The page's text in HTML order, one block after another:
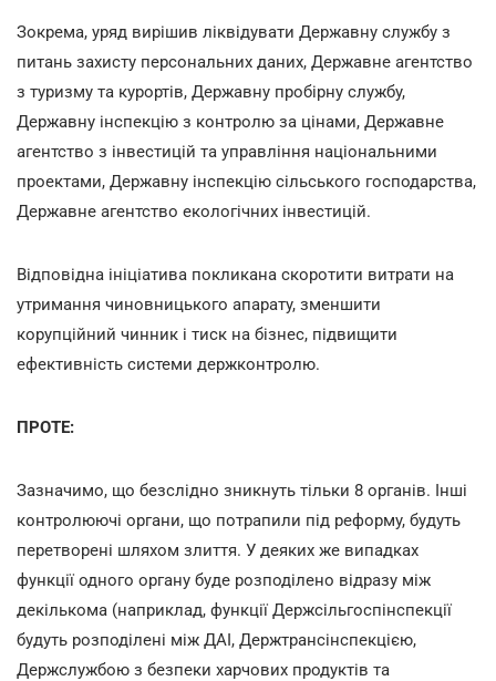
Зокрема, уряд вирішив ліквідувати Державну службу з
питань захисту персональних даних, Державне агентство
з туризму та курортів, Державну пробірну службу,
Державну інспекцію з контролю за цінами, Державне
агентство з інвестицій та управління національними
проектами, Державну інспекцію сільського господарства,
Державне агентство екологічних інвестицій.
Відповідна ініціатива покликана скоротити витрати на
утримання чиновницького апарату, зменшити
корупційний чинник і тиск на бізнес, підвищити
ефективність системи держконтролю.
ПРОТЕ:
Зазначимо, що безслідно зникнуть тільки 8 органів. Інші
контролюючі органи, що потрапили під реформу, будуть
перетворені шляхом злиття. У деяких же випадках
функції одного органу буде розподілено відразу між
декількома (наприклад, функції Держсільгоспінспекції
будуть розподілені між ДАІ, Держтрансінспекцією,
Держслужбою з безпеки харчових продуктів та